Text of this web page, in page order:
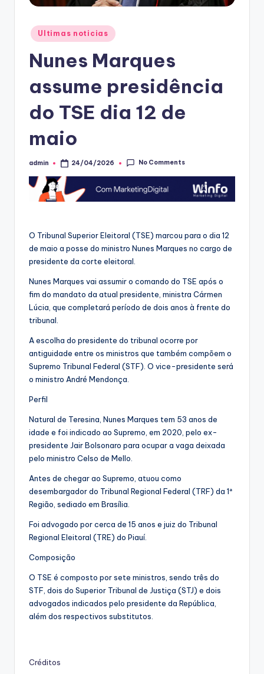
Posted
in
Ultimas noticias
Nunes Marques
assume presidência
do TSE dia 12 de
maio
Posted
admin 24/04/2026 No Comments
O Tribunal Superior Eleitoral (TSE) marcou para o dia 12
de maio a posse do ministro Nunes Marques no cargo de
presidente da corte eleitoral.
Nunes Marques vai assumir o comando do TSE após o
fim do mandato da atual presidente, ministra Cármen
Lúcia, que completará período de dois anos à frente do
tribunal.
A escolha do presidente do tribunal ocorre por
antiguidade entre os ministros que também compõem o
Supremo Tribunal Federal (STF). O vice-presidente será
o ministro André Mendonça.
Perfil
Natural de Teresina, Nunes Marques tem 53 anos de
idade e foi indicado ao Supremo, em 2020, pelo ex-
presidente Jair Bolsonaro para ocupar a vaga deixada
pelo ministro Celso de Mello.
Antes de chegar ao Supremo, atuou como
desembargador do Tribunal Regional Federal (TRF) da 1ª
Região, sediado em Brasília.
Foi advogado por cerca de 15 anos e juiz do Tribunal
Regional Eleitoral (TRE) do Piauí.
Composição
O TSE é composto por sete ministros, sendo três do
STF, dois do Superior Tribunal de Justiça (STJ) e dois
advogados indicados pelo presidente da República,
além dos respectivos substitutos.
Créditos